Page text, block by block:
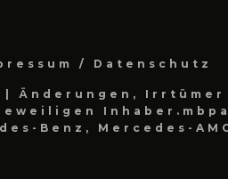
/ Datenschutz
| Änderungen,
Benz, Mercedes-